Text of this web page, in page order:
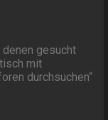
denen gesucht
mit
durchsuchen“